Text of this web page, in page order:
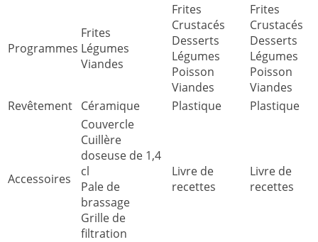
Programmes
Frites
Légumes
Viandes
Frites
Crustacés
Desserts
Légumes
Poisson
Viandes
Frites
Crustacés
Desserts
Légumes
Poisson
Viandes
Revêtement Céramique Plastique Plastique
Accessoires
Couvercle
Cuillère
doseuse de 1,4
cl
Pale de
brassage
Grille de
filtration
Livre de
recettes
Livre de
recettes